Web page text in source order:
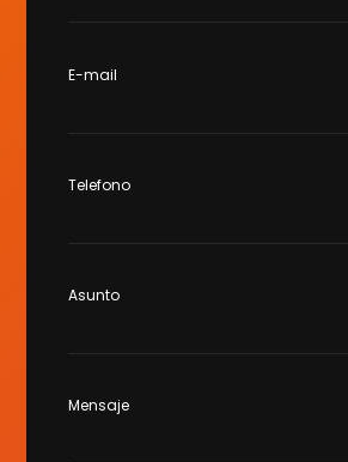
E-mail
Telefono
Asunto
Mensaje